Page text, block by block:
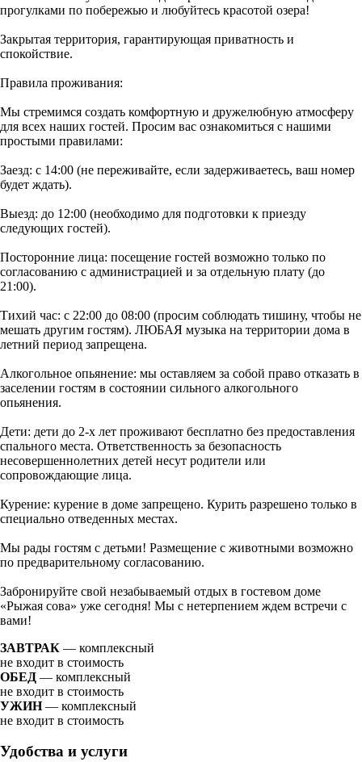
прогулками по побережью и любуйтесь красотой озера!
Закрытая территория, гарантирующая приватность и
спокойствие.
Правила проживания:
Мы стремимся создать комфортную и дружелюбную атмосферу
для всех наших гостей. Просим вас ознакомиться с нашими
простыми правилами:
Заезд: с 14:00 (не переживайте, если задерживаетесь, ваш номер
будет ждать).
Выезд: до 12:00 (необходимо для подготовки к приезду
следующих гостей).
Посторонние лица: посещение гостей возможно только по
согласованию с администрацией и за отдельную плату (до
21:00).
Тихий час: с 22:00 до 08:00 (просим соблюдать тишину, чтобы не
мешать другим гостям). ЛЮБАЯ музыка на территории дома в
летний период запрещена.
Алкогольное опьянение: мы оставляем за собой право отказать в
заселении гостям в состоянии сильного алкогольного
опьянения.
Дети: дети до 2-х лет проживают бесплатно без предоставления
спального места. Ответственность за безопасность
несовершеннолетних детей несут родители или
сопровождающие лица.
Курение: курение в доме запрещено. Курить разрешено только в
специально отведенных местах.
Мы рады гостям с детьми! Размещение с животными возможно
по предварительному согласованию.
Забронируйте свой незабываемый отдых в гостевом доме
«Рыжая сова» уже сегодня! Мы с нетерпением ждем встречи с
вами!
ЗАВТРАК — комплексный
не входит в стоимость
ОБЕД — комплексный
не входит в стоимость
УЖИН— комплексный
не входит в стоимость
Удобства и услуги